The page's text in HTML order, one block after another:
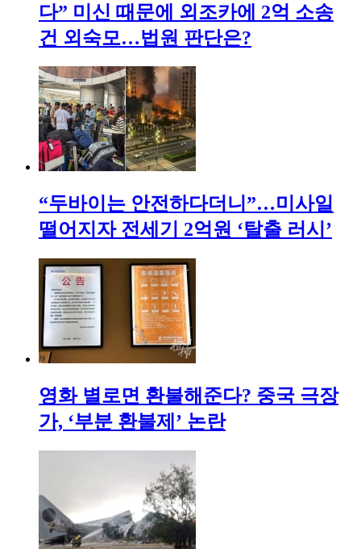
다” 미신 때문에 외조카에 2억 소송
건 외숙모…법원 판단은?
“두바이는 안전하다더니”…미사일
떨어지자 전세기 2억원 ‘탈출 러시’
영화 별로면 환불해준다? 중국 극장
가, ‘부분 환불제’ 논란